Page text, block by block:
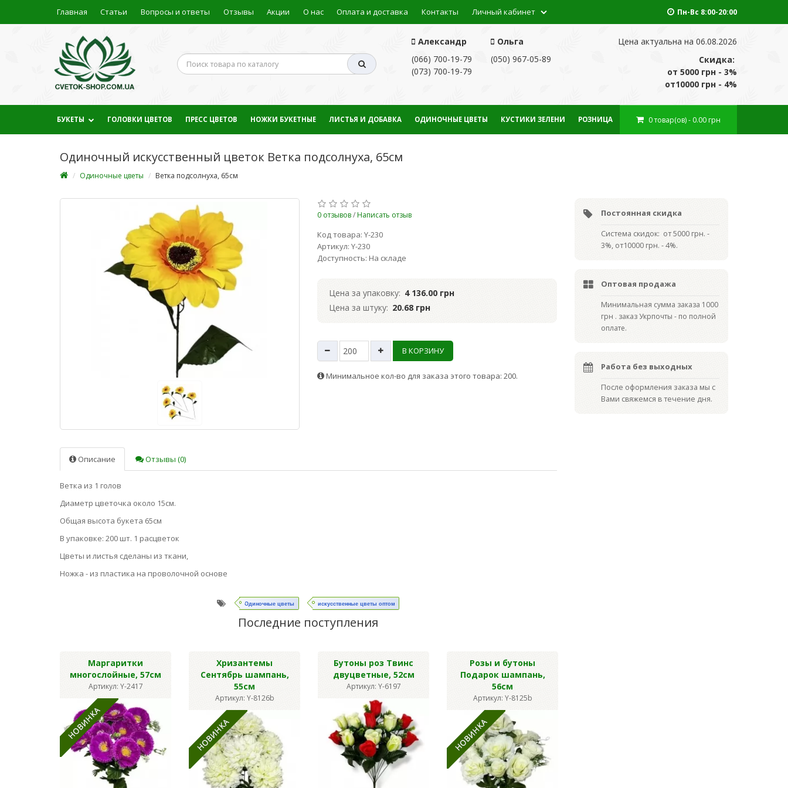
Главная Статьи Вопросы и ответы Отзывы Акции О нас Оплата и доставка Контакты Личный кабинет Пн-Вс 8:00-20:00
Александр
(066) 700-19-79
(073) 700-19-79
Ольга
(050) 967-05-89
Цена актуальна на 06.08.2026
Скидка:
от 5000 грн - 3%
от10000 грн - 4%
0товар(ов)- 0.00 грн
БУКЕТЫ ГОЛОВКИ ЦВЕТОВ ПРЕСС ЦВЕТОВ НОЖКИ БУКЕТНЫЕ ЛИСТЬЯ И ДОБАВКА ОДИНОЧНЫЕ ЦВЕТЫ КУСТИКИ ЗЕЛЕНИ РОЗНИЦА
Одиночный искусственный цветок Ветка подсолнуха, 65см
Одиночные цветы Ветка подсолнуха, 65см
0 отзывов/ Написать отзыв
Код товара: Y-230
Артикул: Y-230
Доступность: На складе
Цена за упаковку: 4 136.00 грн
Цена за штуку: 20.68 грн
В КОРЗИНУ
Минимальное кол-во для заказа этого товара: 200.
Описание Отзывы (0)
Ветка из 1 голов
Диаметр цветочка около 15см.
Общая высота букета 65см
В упаковке: 200 шт. 1 расцветок
Цветы и листья сделаны из ткани,
Ножка - из пластика на проволочной основе
Одиночные цветы искусственные цветы оптом
Последние поступления
Маргаритки
многослойные, 57см
Артикул: Y-2417
Хризантемы
Сентябрь шампань,
55см
Артикул: Y-8126b
Бутоны роз Твинс
двуцветные, 52см
Артикул: Y-6197
Розы и бутоны
Подарок шампань,
56см
Артикул: Y-8125b
Постоянная скидка
Система скидок: от 5000 грн. -
3%, от10000 грн. - 4%.
Оптовая продажа
Минимальная сумма заказа 1000
грн . заказ Укрпочты - по полной
оплате.
Работа без выходных
После оформления заказа мы с
Вами свяжемся в течение дня.